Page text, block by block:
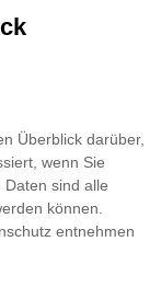
Überblick darüber,
wenn Sie
sind alle
können.
entnehmen